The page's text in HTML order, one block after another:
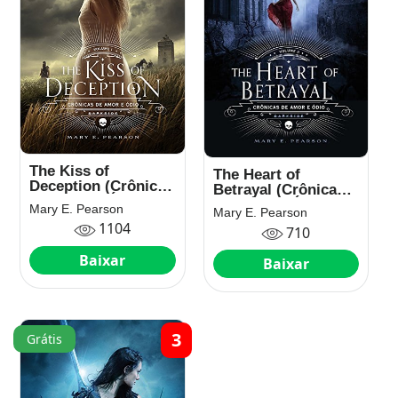
The Kiss of
Deception (Crônicas
de Amor e Ódio
Livro 1)
Mary E. Pearson
1104
Baixar
The Heart of
Betrayal (Crônicas
de Amor e Ódio
Livro 2)
Mary E. Pearson
710
Baixar
Grátis 3